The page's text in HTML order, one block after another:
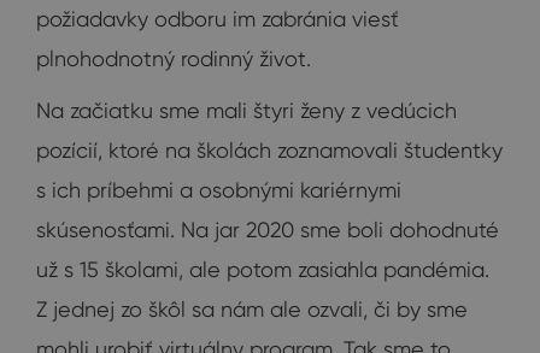
požiadavky odboru im zabránia viesť
plnohodnotný rodinný život.
Na začiatku sme mali štyri ženy z vedúcich
pozícií, ktoré na školách zoznamovali študentky
s ich príbehmi a osobnými kariérnymi
skúsenosťami. Na jar 2020 sme boli dohodnuté
už s 15 školami, ale potom zasiahla pandémia.
Z jednej zo škôl sa nám ale ozvali, či by sme